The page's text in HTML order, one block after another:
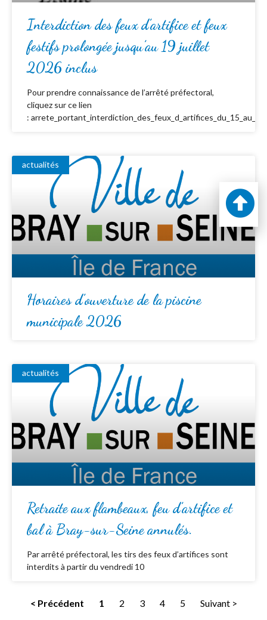
Interdiction des feux d’artifice et feux
festifs prolongée jusqu’au 19 juillet
2026 inclus
Pour prendre connaissance de l’arrêté préfectoral,
cliquez sur ce lien
:
actualités
Horaires d’ouverture de la piscine
municipale 2026
actualités
Retraite aux flambeaux, feu d’artifice et
bal à Bray-sur-Seine annulés.
Par arrêté préfectoral, les tirs des feux d’artifices sont
interdits à partir du vendredi 10
< Précédent 1 2 3 4 5 Suivant >